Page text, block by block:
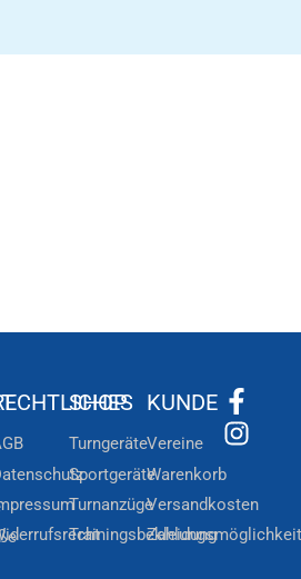
SHOP
Turngeräte
Sportgeräte
Turnanzüge
Trainingsbekleidung
KUNDE
Vereine
Warenkorb
Versandkosten